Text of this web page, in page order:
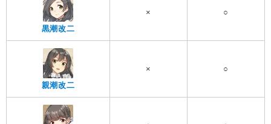
黒潮改二
× ○
親潮改二
× ○